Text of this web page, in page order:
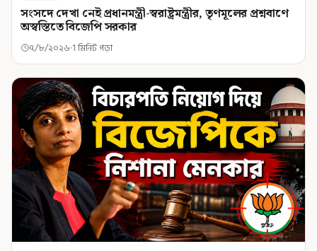
সংসদে দেখা নেই প্রধানমন্ত্রী-স্বরাষ্ট্রমন্ত্রীর, তৃণমূলের প্রশ্নবাণে
অস্বস্তিতে বিজেপি সরকার
৭/৮/২০২৬ 1 মিনিট পড়া